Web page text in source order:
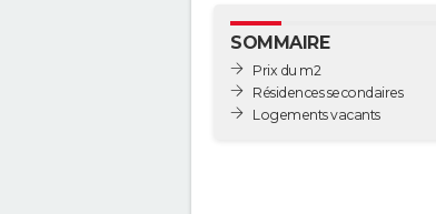
SOMMAIRE
Prix du m2
Résidences secondaires
Logements vacants